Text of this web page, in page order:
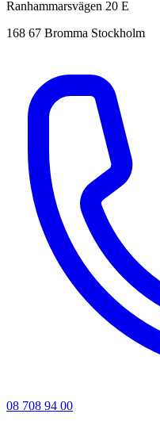
Ranhammarsvägen 20 E
168 67 Bromma Stockholm
08 708 94 00